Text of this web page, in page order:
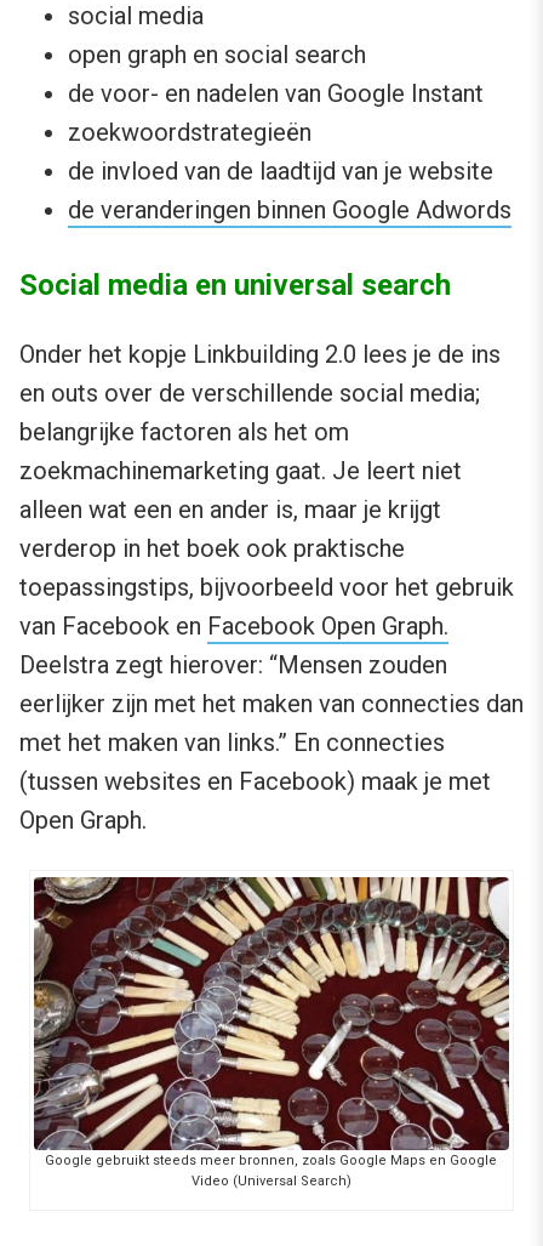
social media
open graph en social search
de voor- en nadelen van Google Instant
zoekwoordstrategieën
de invloed van de laadtijd van je website
de veranderingen binnen Google Adwords
Social media en universal search
Onder het kopje Linkbuilding 2.0 lees je de ins
en outs over de verschillende social media;
belangrijke factoren als het om
zoekmachinemarketing gaat. Je leert niet
alleen wat een en ander is, maar je krijgt
verderop in het boek ook praktische
toepassingstips, bijvoorbeeld voor het gebruik
van Facebook en Facebook Open Graph.
Deelstra zegt hierover: “Mensen zouden
eerlijker zijn met het maken van connecties dan
met het maken van links.” En connecties
(tussen websites en Facebook) maak je met
Open Graph.
Google gebruikt steeds meer bronnen, zoals Google Maps en Google
Video (Universal Search)